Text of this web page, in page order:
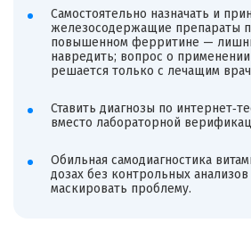
Самостоятельно назначать и
железосодержащие препараты
повышенном ферритине —
навредить; вопрос о
решается только с лечащим
Ставить диагнозы по
вместо лабораторной
Обильная самодиагностика
дозах без контрольных
маскировать проблему.